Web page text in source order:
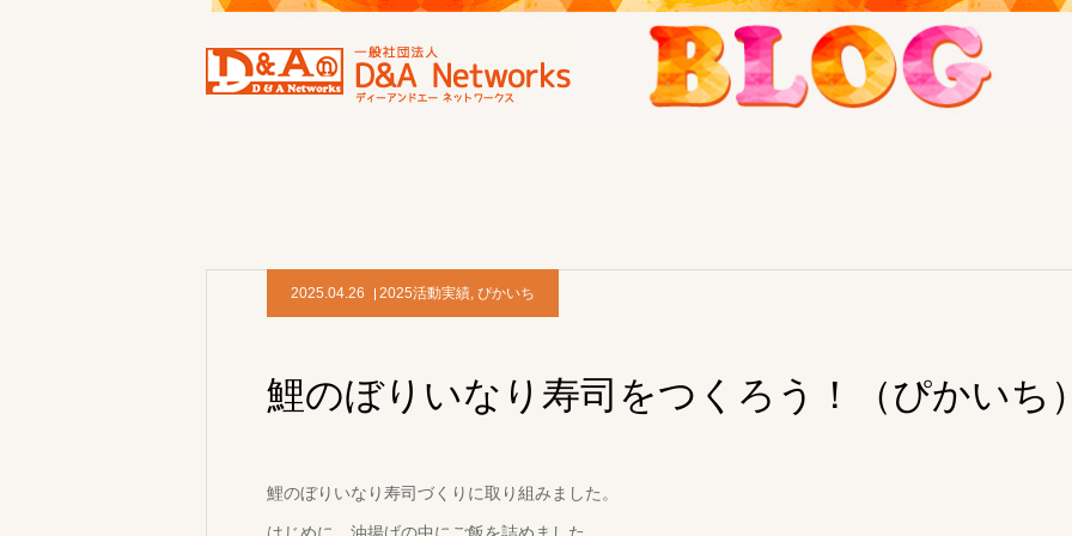
2025.04.26 2025活動実績, ぴかいち
鯉のぼりいなり寿司をつくろう！（ぴかいち
鯉のぼりいなり寿司づくりに取り組みました。